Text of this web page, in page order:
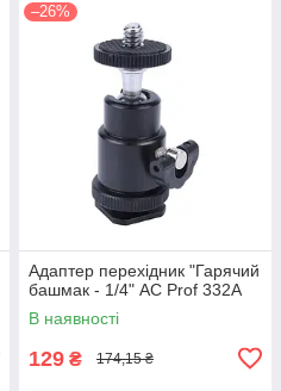
–26%
Адаптер перехідник "Гарячий
башмак - 1/4" AC Prof 332A
В наявності
129 ₴ 174,15 ₴